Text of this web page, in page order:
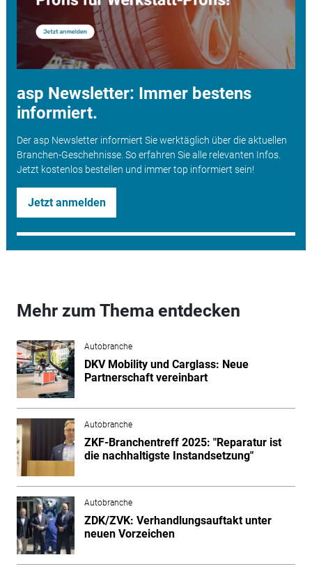
asp Newsletter: Immer bestens
informiert.
Der asp Newsletter informiert Sie werktäglich über die aktuellen
Branchen-Geschehnisse. So erfahren Sie alle relevanten Infos.
Jetzt kostenlos bestellen und immer top informiert sein!
Jetzt anmelden
Mehr zum Thema entdecken
Autobranche
DKV Mobility und Carglass: Neue
Partnerschaft vereinbart
Autobranche
ZKF-Branchentreff 2025: "Reparatur ist
die nachhaltigste Instandsetzung"
Autobranche
ZDK/ZVK: Verhandlungsauftakt unter
neuen Vorzeichen